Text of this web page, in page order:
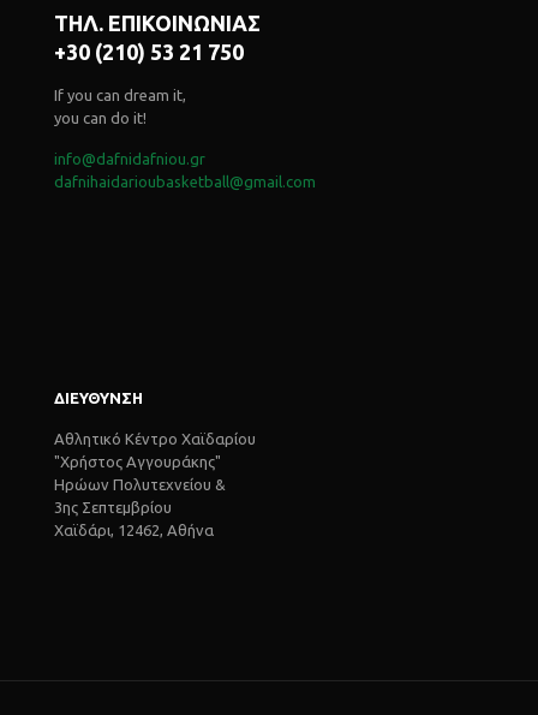
ΤΗΛ. ΕΠΙΚΟΙΝΩΝΙΑΣ
+30 (210) 53 21 750
If you can dream it,
you can do it!
info@dafnidafniou.gr
dafnihaidarioubasketball@gmail.com
ΔΙΕΥΘΥΝΣΗ
Αθλητικό Κέντρο Χαϊδαρίου
"Χρήστος Αγγουράκης"
Ηρώων Πολυτεχνείου &
3ης Σεπτεμβρίου
Χαϊδάρι, 12462, Αθήνα